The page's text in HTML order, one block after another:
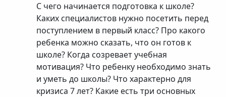
С чего начинается подготовка к школе?
Каких специалистов нужно посетить перед
поступлением в первый класс? Про какого
ребенка можно сказать, что он готов к
школе? Когда созревает учебная
мотивация? Что ребенку необходимо знать
и уметь до школы? Что характерно для
кризиса 7 лет? Какие есть три основных